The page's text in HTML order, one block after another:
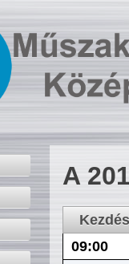
A
Kezdés
09:00